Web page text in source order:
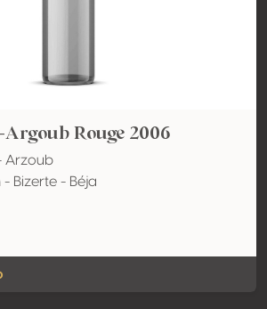
Rouge 2006
Arzoub
Bizerte - Béja